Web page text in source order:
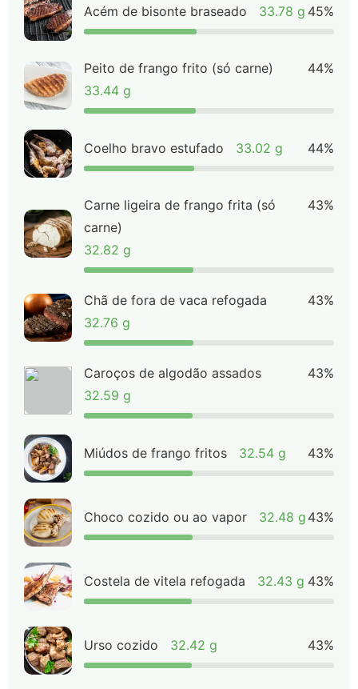
Acém de bisonte braseado 33.78 g 45%
Peito de frango frito (só carne)
33.44 g
44%
Coelho bravo estufado 33.02 g 44%
Carne ligeira de frango frita (só
carne)
32.82 g
43%
Chã de fora de vaca refogada
32.76 g
43%
Caroços de algodão assados
32.59 g
43%
Miúdos de frango fritos 32.54 g 43%
Choco cozido ou ao vapor 32.48 g 43%
Costela de vitela refogada 32.43 g 43%
Urso cozido 32.42 g 43%